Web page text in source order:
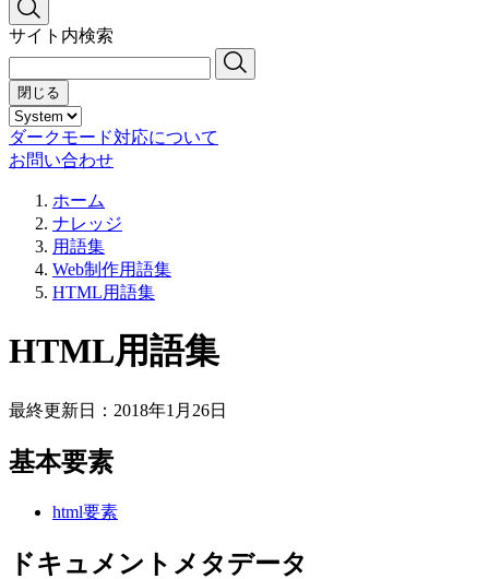
サイト内検索
閉じる
ダークモード対応について
お問い合わせ
ホーム
ナレッジ
用語集
Web制作用語集
HTML用語集
HTML用語集
最終更新日：2018年1月26日
基本要素
html要素
ドキュメントメタデータ